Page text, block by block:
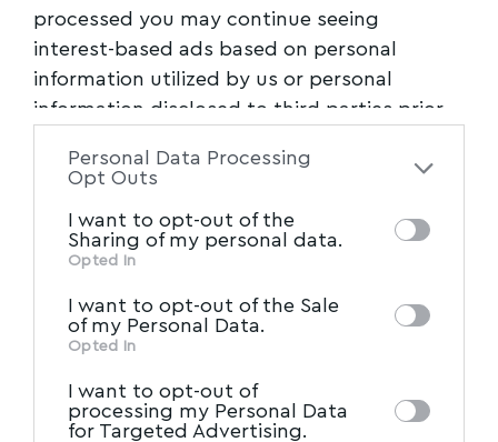
processed you may continue seeing
interest-based ads based on personal
information utilized by us or personal
information disclosed to third parties prior
of the further disclosure of your personal
of downstream participants. This
information may also be disclosed by us to
Participantsthat may further disclose it to
other third parties.
Personal Data Processing
Opt Outs
I want to opt-out of the
Sharing of my personal data.
Opted In
I want to opt-out of the Sale
of my Personal Data.
Opted In
I want to opt-out of
processing my Personal Data
for Targeted Advertising.